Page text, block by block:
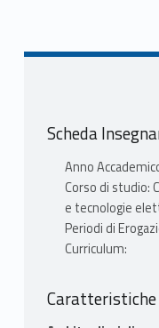
Scheda
Anno
Corso di studio:
e tecnologie
Periodi di
Curriculum:
Caratteristiche